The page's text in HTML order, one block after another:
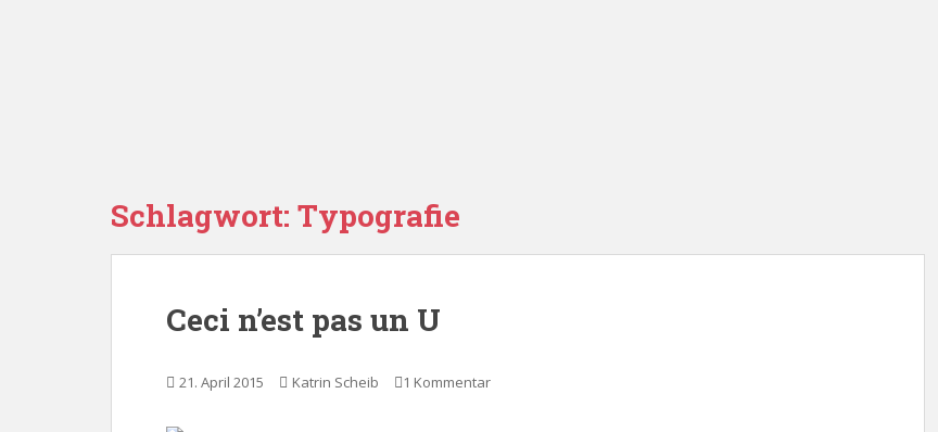
Schlagwort: Typografie
Ceci n’est pas un U
21. April 2015 Katrin Scheib 1 Kommentar